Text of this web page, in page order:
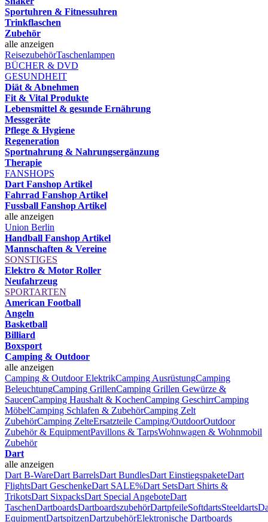
Sportuhren & Fitnessuhren
Trinkflaschen
Zubehör
alle anzeigen
ReisezubehörTaschenlampen
BÜCHER & DVD
GESUNDHEIT
Diät & Abnehmen
Fit & Vital Produkte
Lebensmittel & gesunde Ernährung
Messgeräte
Pflege & Hygiene
Regeneration
Sportnahrung & Nahrungsergänzung
Therapie
FANSHOPS
Dart Fanshop Artikel
Fahrrad Fanshop Artikel
Fussball Fanshop Artikel
alle anzeigen
Union Berlin
Handball Fanshop Artikel
Mannschaften & Vereine
SONSTIGES
Elektro & Motor Roller
Neufahrzeug
SPORTARTEN
American Football
Angeln
Basketball
Billiard
Boxsport
Camping & Outdoor
alle anzeigen
Camping & Outdoor ElektrikCamping AusrüstungCamping
BeleuchtungCamping GrillenCamping Grillen Gewürze &
SaucenCamping Haushalt & KochenCamping GeschirrCamping
MöbelCamping Schlafen & ZubehörCamping Zelt
ZubehörCamping ZelteErsatzteile Camping/OutdoorOutdoor
Zubehör & EquipmentPavillons & TarpsWohnwagen & Wohnmobil
Zubehör
Dart
alle anzeigen
Dart B-WareDart BarrelsDart BundlesDart EinstiegspaketeDart
FlightsDart GeschenkeDart SALE%Dart SetsDart Shirts &
TrikotsDart SixpacksDart Special AngeboteDart
TaschenDartboardsDartboardszubehörDartpfeileSoftdartsSteeldarts
EquipmentDartspitzenDartzubehörElektronische Dartboards